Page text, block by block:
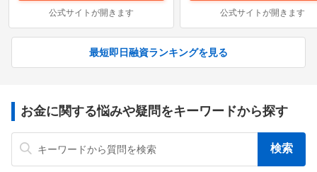
公式サイトが開きます 公式サイトが開きます
最短即日融資ランキングを見る
お金に関する悩みや疑問をキーワードから探す